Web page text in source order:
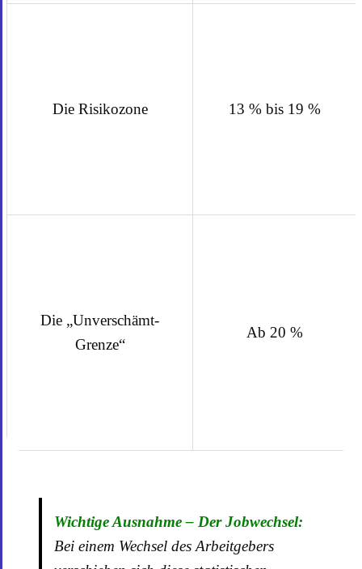
Die Risikozone 13 % bis 19 %
Die „Unverschämt-
Grenze“
Ab 20 %
Wichtige Ausnahme – Der Jobwechsel:
Bei einem Wechsel des Arbeitgebers